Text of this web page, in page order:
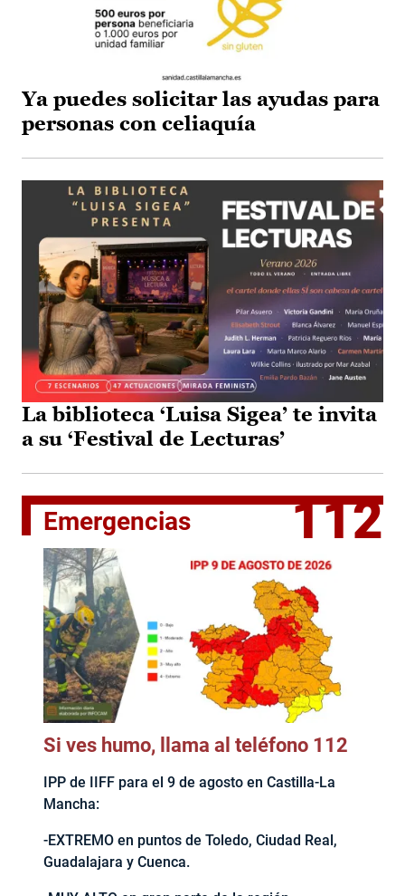
Ya puedes solicitar las ayudas para
personas con celiaquía
La biblioteca ‘Luisa Sigea’ te invita
a su ‘Festival de Lecturas’
Emergencias 112
Si ves humo, llama al teléfono 112
IPP de IIFF para el 9 de agosto en Castilla-La
Mancha:
-EXTREMO en puntos de Toledo, Ciudad Real,
Guadalajara y Cuenca.